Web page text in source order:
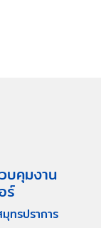
บคุมงาน
ร์
ทรปราการ